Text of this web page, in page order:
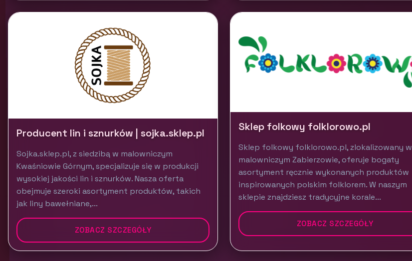
Producent lin i sznurków | sojka.sklep.pl
Sojka.sklep.pl, z siedzibą w malowniczym
Kwaśniowie Górnym, specjalizuje się w produkcji
wysokiej jakości lin i sznurków. Nasza oferta
obejmuje szeroki asortyment produktów, takich
jak liny bawełniane,...
ZOBACZ SZCZEGÓŁY
Sklep folkowy folklorowo.pl
Sklep folkowy folklorowo.pl, zlokalizowany w
malowniczym Zabierzowie, oferuje bogaty
asortyment ręcznie wykonanych produktów
inspirowanych polskim folklorem. W naszym
sklepie znajdziesz tradycyjne korale...
ZOBACZ SZCZEGÓŁY